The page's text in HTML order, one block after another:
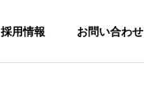
採用情報 お問い合わせ